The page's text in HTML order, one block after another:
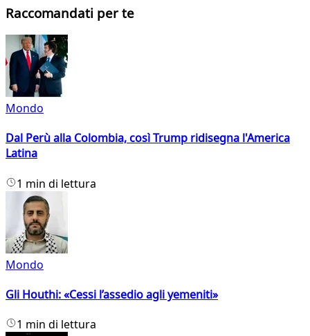
Raccomandati per te
Mondo
Dal Perù alla Colombia, così Trump ridisegna l'America
Latina
1 min di lettura
Mondo
Gli Houthi: «Cessi l’assedio agli yemeniti»
1 min di lettura